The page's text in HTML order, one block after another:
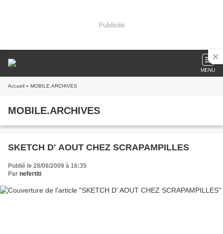
Publicité
MENU
Accueil » MOBILE.ARCHIVES
MOBILE.ARCHIVES
SKETCH D' AOUT CHEZ SCRAPAMPILLES
Publié le 28/08/2009 à 16:35
Par nefertiti